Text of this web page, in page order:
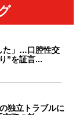
た」…口腔性交
”を証言...
独立トラブルに